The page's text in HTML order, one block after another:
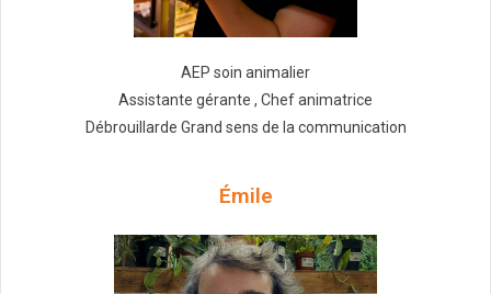
AEP soin animalier
Assistante gérante , Chef animatrice
Débrouillarde Grand sens de la communication
Émile